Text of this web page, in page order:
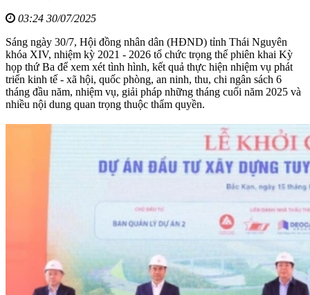
03:24 30/07/2025
Sáng ngày 30/7, Hội đồng nhân dân (HĐND) tỉnh Thái Nguyên
khóa XIV, nhiệm kỳ 2021 - 2026 tổ chức trọng thể phiên khai Kỳ
họp thứ Ba để xem xét tình hình, kết quả thực hiện nhiệm vụ phát
triển kinh tế - xã hội, quốc phòng, an ninh, thu, chi ngân sách 6
tháng đầu năm, nhiệm vụ, giải pháp những tháng cuối năm 2025 và
nhiều nội dung quan trọng thuộc thẩm quyền.